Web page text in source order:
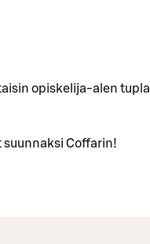
opiskelija-alen
suunnaksi Coffarin!